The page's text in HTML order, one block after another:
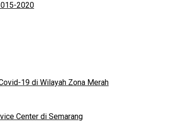
2020
19 di Wilayah Zona Merah
Center di Semarang